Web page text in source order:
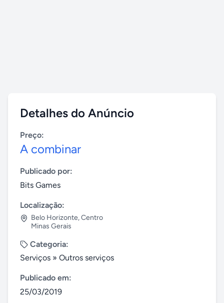
Detalhes do Anúncio
Preço:
A combinar
Publicado por:
Bits Games
Localização:
Belo Horizonte,Centro
Minas Gerais
Categoria:
Serviços » Outros serviços
Publicado em:
25/03/2019